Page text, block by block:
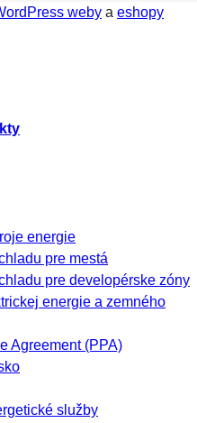
weby a eshopy
energie
pre mestá
pre developérske zóny
energie a zemného
Agreement (PPA)
služby